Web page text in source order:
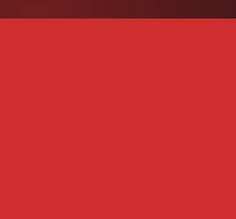
JAHR AUCH EIN